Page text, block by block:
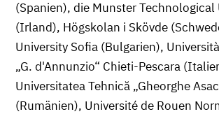
(Spanien), die Munster Technological
(Irland), Högskolan i Skövde
University Sofia (Bulgarien),
„G. d'Annunzio“ Chieti-Pescara
Universitatea Tehnică „Gheorghe
(Rumänien), Université de Rouen